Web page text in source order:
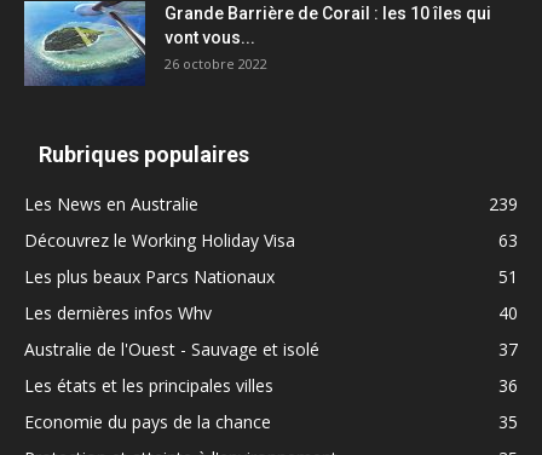
Grande Barrière de Corail : les 10 îles qui
vont vous...
26 octobre 2022
Rubriques populaires
Les News en Australie
239
Découvrez le Working Holiday Visa
63
Les plus beaux Parcs Nationaux
51
Les dernières infos Whv
40
Australie de l'Ouest - Sauvage et isolé
37
Les états et les principales villes
36
Economie du pays de la chance
35